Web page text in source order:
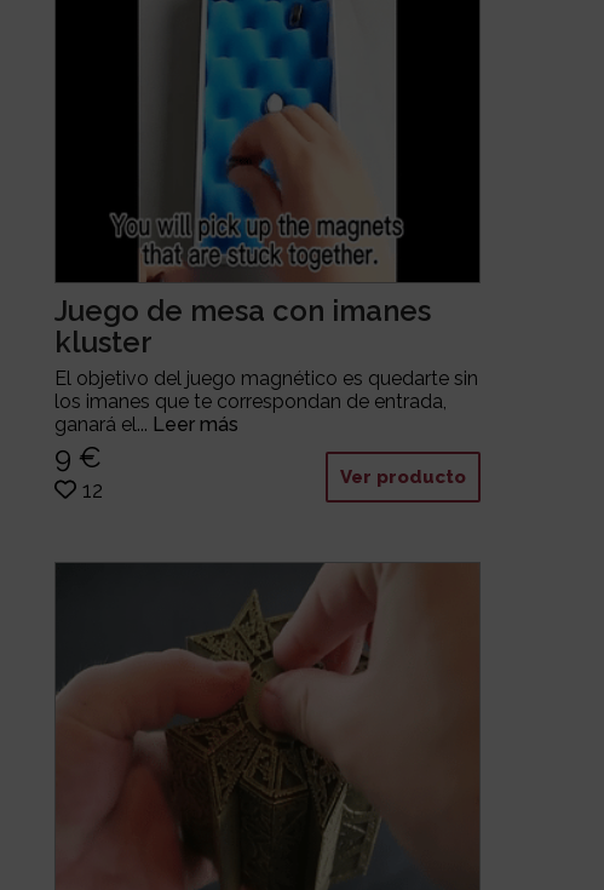
Juego de mesa con imanes
kluster
El objetivo del juego magnético es quedarte sin
los imanes que te correspondan de entrada,
ganará el... Leer más
9 €
12 Ver producto